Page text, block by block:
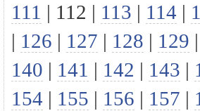
111 | 112 | 113 | 114 |
| 126 | 127 | 128 | 129 |
140 | 141 | 142 | 143 |
154 | 155 | 156 | 157 |